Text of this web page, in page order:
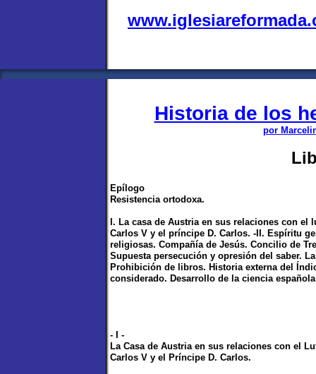
Epílogo
Resistencia ortodoxa.
I. La casa de Austria en sus relaciones con el
Carlos V y el príncipe D. Carlos. -II. Espíritu
religiosas. Compañía de Jesús. Concilio de
Supuesta persecución y opresión del saber.
Prohibición de libros. Historia externa del
considerado. Desarrollo de la ciencia
- I -
La Casa de Austria en sus relaciones con el
Carlos V y el Príncipe D. Carlos.
Historia de los
por